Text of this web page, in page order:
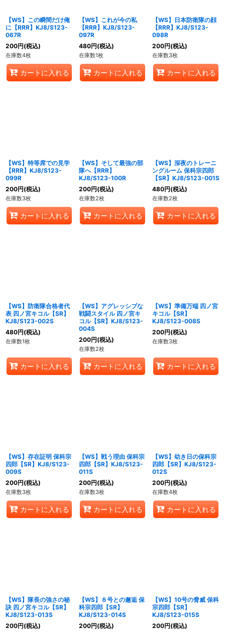
【WS】この瞬間だけ俺
に【RRR】KJ8/S123-
067R
200円(税込)
在庫数4枚
カートに入れる
【WS】これが今の私
【RRR】KJ8/S123-
097R
480円(税込)
在庫数1枚
カートに入れる
【WS】日本防衛隊の顔
【RRR】KJ8/S123-
098R
200円(税込)
在庫数3枚
カートに入れる
【WS】特等席での見学
【RRR】KJ8/S123-
099R
200円(税込)
在庫数3枚
カートに入れる
【WS】そして最強の部
隊へ【RRR】
KJ8/S123-100R
200円(税込)
在庫数2枚
カートに入れる
【WS】深夜のトレーニ
ングルーム 保科宗四郎
【SR】KJ8/S123-001S
480円(税込)
在庫数2枚
カートに入れる
【WS】防衛隊合格者代
表 四ノ宮キコル【SR】
KJ8/S123-002S
480円(税込)
在庫数1枚
カートに入れる
【WS】アグレッシブな
戦闘スタイル 四ノ宮キ
コル【SR】KJ8/S123-
004S
200円(税込)
在庫数2枚
カートに入れる
【WS】準備万端 四ノ宮
キコル【SR】
KJ8/S123-008S
200円(税込)
在庫数3枚
カートに入れる
【WS】存在証明 保科宗
四郎【SR】KJ8/S123-
009S
200円(税込)
在庫数3枚
カートに入れる
【WS】戦う理由 保科宗
四郎【SR】KJ8/S123-
011S
200円(税込)
在庫数3枚
カートに入れる
【WS】幼き日の保科宗
四郎【SR】KJ8/S123-
012S
200円(税込)
在庫数4枚
カートに入れる
【WS】隊長の強さの秘
訣 四ノ宮キコル【SR】
KJ8/S123-013S
200円(税込)
【WS】８号との邂逅 保
科宗四郎【SR】
KJ8/S123-014S
200円(税込)
【WS】10号の脅威 保科
宗四郎【SR】
KJ8/S123-015S
200円(税込)